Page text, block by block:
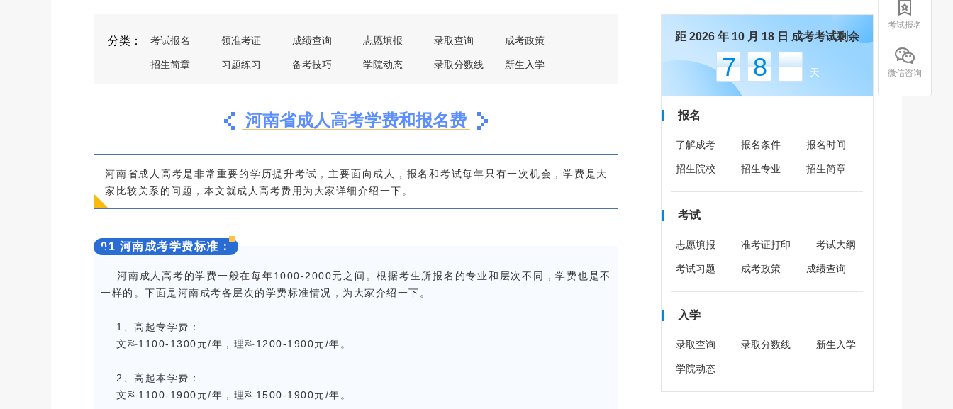
分类： 考试报名 领准考证 成绩查询 志愿填报 录取查询 成考政策
招生简章 习题练习 备考技巧 学院动态 录取分数线 新生入学
河南省成人高考学费和报名费
河南省成人高考是非常重要的学历提升考试，主要面向成人，报名和考试每年只有一次机会，学费是大
家比较关系的问题，本文就成人高考费用为大家详细介绍一下 。
01 河南成考学费标准：
河南成人高考的学费一般在每年1000-2000元之间。根据考生所报名的专业和层次不同，学费也是不
一样的。下面是河南成考各层次的学费标准情况，为大家介绍一下。
1、高起专学费：
文科1100-1300元/年，理科1200-1900元/年。
2、高起本学费：
文科1100-1900元/年，理科1500-1900元/年。
距 2026 年 10 月 18 日 成考考试剩余
78 天
报名
了解成考 报名条件 报名时间
招生院校 招生专业 招生简章
考试
志愿填报 准考证打印 考试大纲
考试习题 成考政策 成绩查询
入学
录取查询 录取分数线 新生入学
学院动态
考试报名
微信咨询